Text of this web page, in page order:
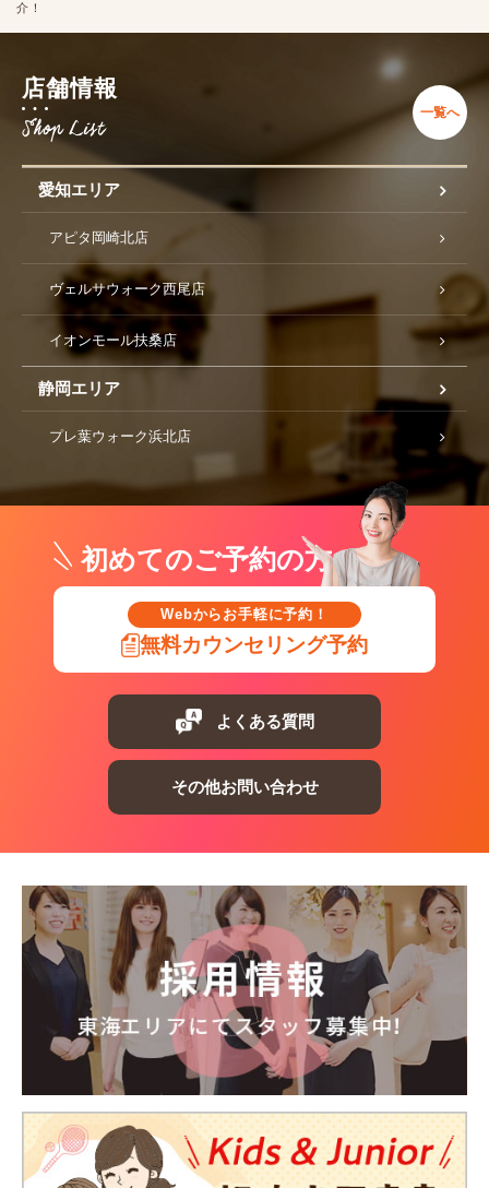
介！
店舗情報
一覧へ
愛知エリア
アピタ岡崎北店
ヴェルサウォーク西尾店
イオンモール扶桑店
静岡エリア
プレ葉ウォーク浜北店
初めてのご予約の方
Webからお手軽に予約！
無料カウンセリング予約
よくある質問
その他お問い合わせ